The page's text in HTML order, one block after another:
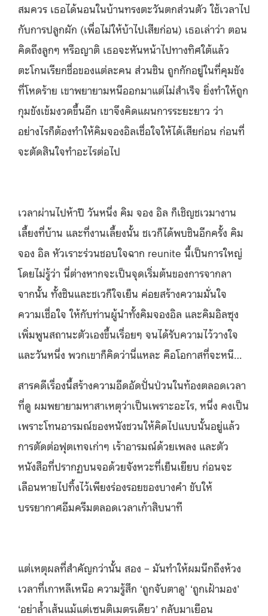
สมควร เธอได้นอนในบ้านทรงตะวันตกส่วนตัว ใช้เวลาไป
กับการปลูกผัก (เพื่อไม่ให้บ้าไปเสียก่อน) เธอเล่าว่า ตอน
คิดถึงลูกๆ หรือญาติ เธอจะหันหน้าไปทางทิศใต้แล้ว
ตะโกนเรียกชื่อของแต่ละคน ส่วนชิน ถูกกักอยู่ในที่คุมขัง
ที่โหดร้าย เขาพยายามหนีออกมาแต่ไม่สำเร็จ ยิ่งทำให้ถูก
กุมขังเข้มงวดขึ้นอีก เขาจึงคิดแผนการระยะยาว ว่า
อย่างไรก็ต้องทำให้คิมจองอิลเชื่อใจให้ได้เสียก่อน ก่อนที่
จะตัดสินใจทำอะไรต่อไป
เวลาผ่านไปห้าปี วันหนึ่ง คิม จอง อิล ก็เชิญชเวมางาน
เลี้ยงที่บ้าน และที่งานเลี้ยงนั้น ชเวก็ได้พบชินอีกครั้ง คิม
จอง อิล หัวเราะร่วนชอบใจฉาก reunite นี้เป็นการใหญ่
โดยไม่รู้ว่า นี่ต่างหากจะเป็นจุดเริ่มต้นของการจากลา
จากนั้น ทั้งชินและชเวก็ใจเย็น ค่อยสร้างความมั่นใจ
ความเชื่อใจ ให้กับท่านผู้นำทั้งคิมจองอิล และคิมอิลซุง
เพิ่มพูนสถานะตัวเองขึ้นเรื่อยๆ จนได้รับความไว้วางใจ
และวันหนึ่ง พวกเขาก็คิดว่านี่แหละ คือโอกาสที่จะหนี…
สารคดีเรื่องนี้สร้างความอึดอัดปั่นป่วนในท้องตลอดเวลา
ที่ดู ผมพยายามหาสาเหตุว่าเป็นเพราะอะไร, หนึ่ง คงเป็น
เพราะโทนอารมณ์ของหนังชวนให้คิดไปแบบนั้นอยู่แล้ว
การตัดต่อฟุตเทจเก่าๆ เร้าอารมณ์ด้วยเพลง และตัว
หนังสือที่ปรากฏบนจอด้วยจังหวะที่เย็นเยียบ ก่อนจะ
เลือนหายไปทิ้งไว้เพียงร่องรอยของบางคำ ขับให้
บรรยากาศอึมครึมตลอดเวลาเก้าสิบนาที
แต่เหตุผลที่สำคัญกว่านั้น สอง – มันทำให้ผมนึกถึงห้วง
เวลาที่เกาหลีเหนือ ความรู้สึก ‘ถูกจับตาดู’ ‘ถูกเฝ้ามอง’
‘อย่าล้ำเส้นแม้แต่เซนติเมตรเดียว’ กลับมาเยือน